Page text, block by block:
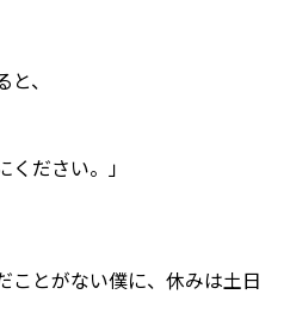
、
ください。」
ことがない僕に、休みは土日